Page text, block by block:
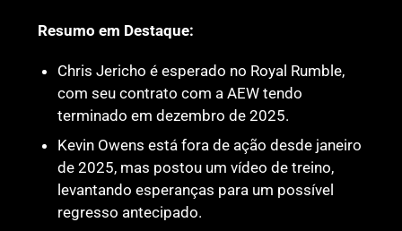
Resumo em Destaque:
Chris Jericho é esperado no Royal Rumble,
com seu contrato com a AEW tendo
terminado em dezembro de 2025.
Kevin Owens está fora de ação desde janeiro
de 2025, mas postou um vídeo de treino,
levantando esperanças para um possível
regresso antecipado.